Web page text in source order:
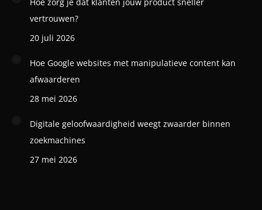
vertrouwen?
20 juli 2026
Hoe Google websites met manipulatieve content kan
afwaarderen
28 mei 2026
Digitale geloofwaardigheid weegt zwaarder binnen
zoekmachines
27 mei 2026